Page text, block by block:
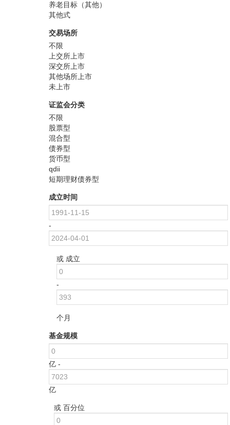
养老目标（其他）
其他式
交易场所
不限
上交所上市
深交所上市
其他场所上市
未上市
证监会分类
不限
股票型
混合型
债券型
货币型
qdii
短期理财债券型
成立时间
-
或 成立
-
个月
基金规模
亿 -
亿
或 百分位